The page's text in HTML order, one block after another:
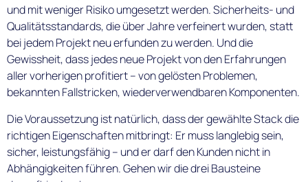
und mit weniger Risiko umgesetzt werden. Sicherheits- und
Qualitätsstandards, die über Jahre verfeinert wurden, statt
bei jedem Projekt neu erfunden zu werden. Und die
Gewissheit, dass jedes neue Projekt von den Erfahrungen
aller vorherigen profitiert – von gelösten Problemen,
bekannten Fallstricken, wiederverwendbaren Komponenten.
Die Voraussetzung ist natürlich, dass der gewählte Stack die
richtigen Eigenschaften mitbringt: Er muss langlebig sein,
sicher, leistungsfähig – und er darf den Kunden nicht in
Abhängigkeiten führen. Gehen wir die drei Bausteine